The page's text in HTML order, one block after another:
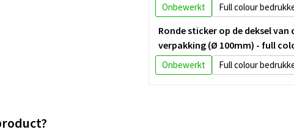
Onbewerkt Full colour
Ronde sticker op de deksel van
verpakking (Ø 100mm) - full
Onbewerkt Full colour